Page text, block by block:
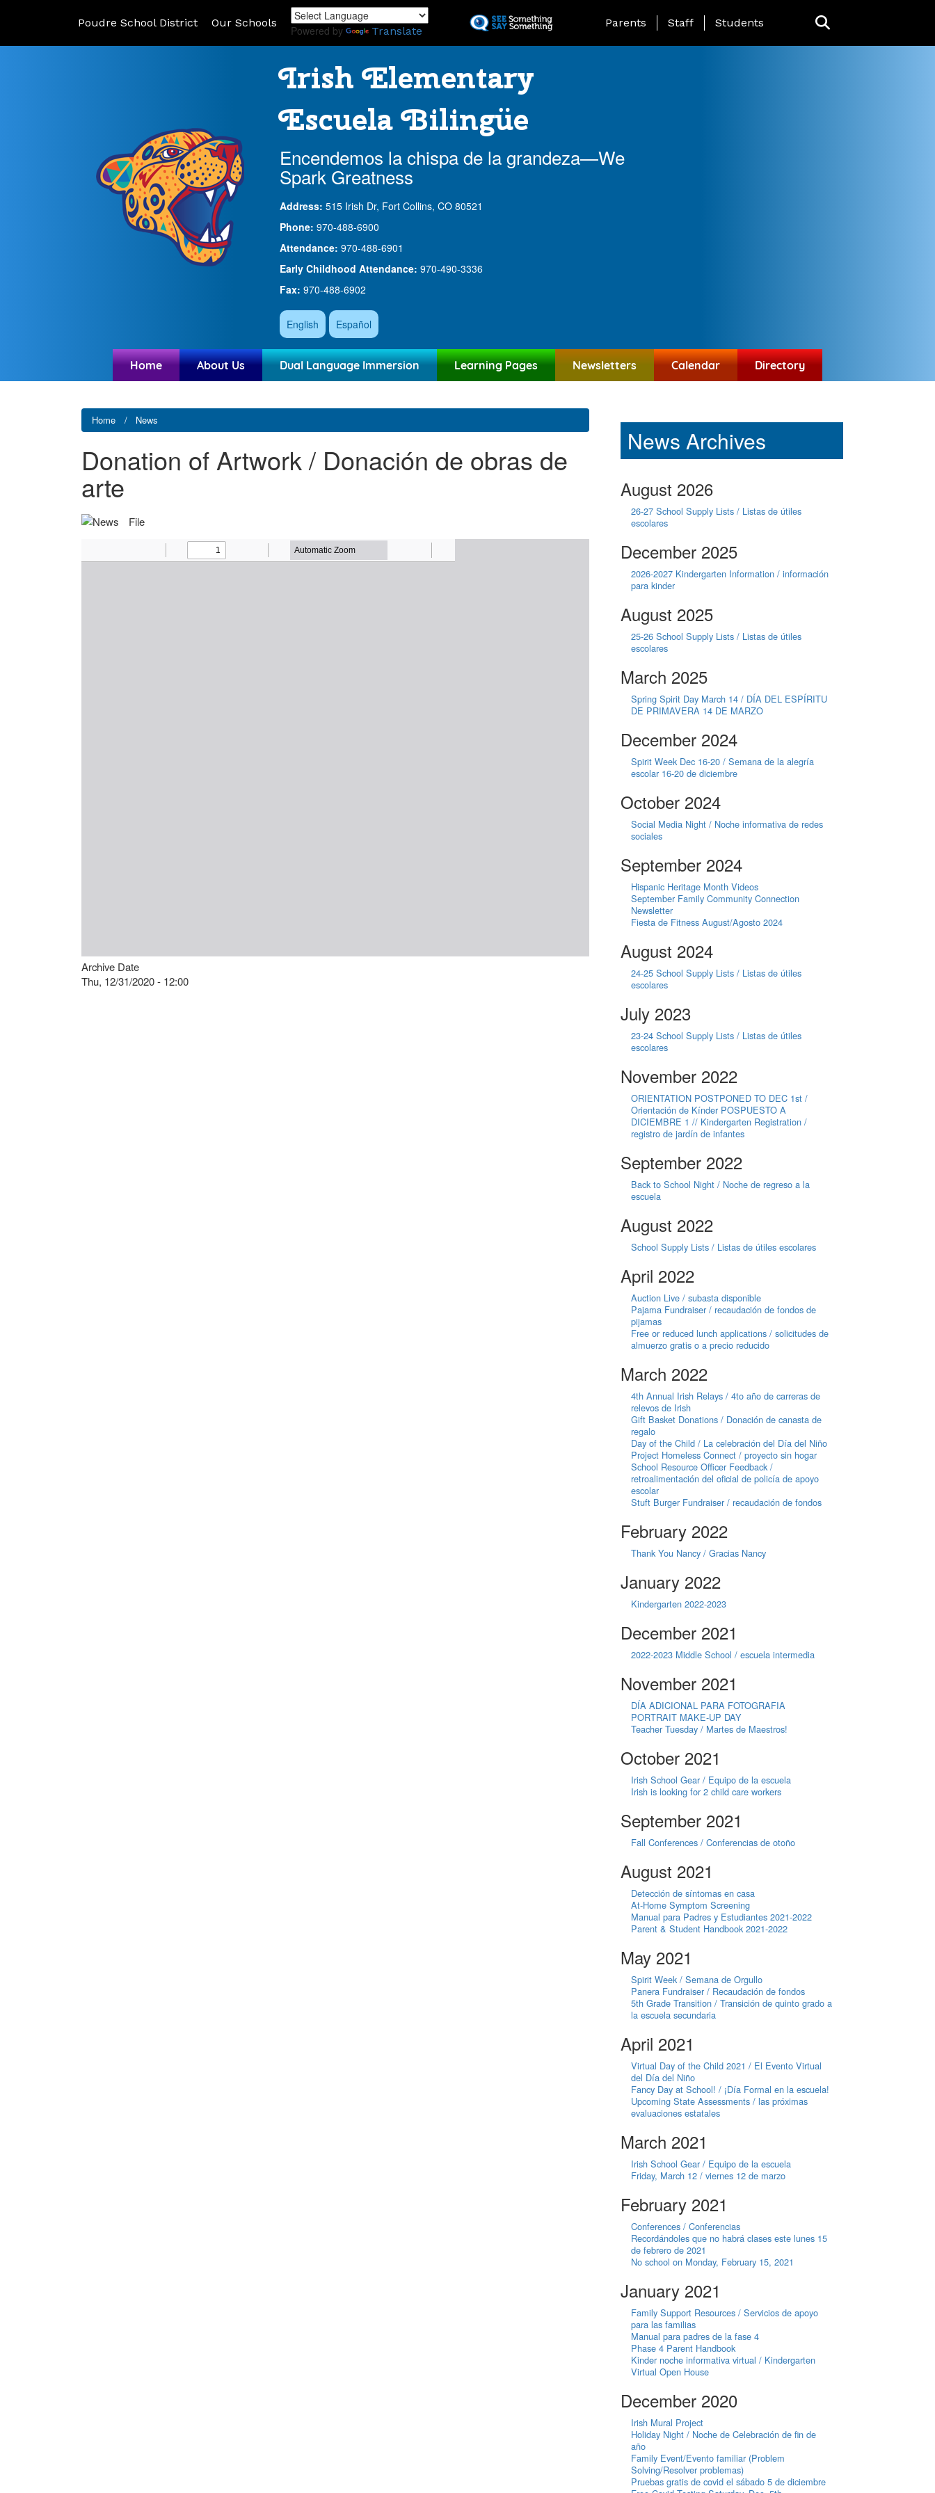
to
Poudre School District Our Schools
Powered by Translate
Landing Page Menu
Parents Staff Students
Irish Elementary
Escuela Bilingüe
Encendemos la chispa de la grandeza—We
Spark Greatness
Address: 515 Irish Dr, Fort Collins, CO 80521
Phone: 970-488-6900
Attendance: 970-488-6901
Early Childhood Attendance: 970-490-3336
Fax: 970-488-6902
English Español
Home About Us Dual Language Immersion Learning Pages Newsletters Calendar Directory
Home News
Donation of Artwork / Donación de obras de
arte
File
Archive Date
Thu, 12/31/2020 - 12:00
News Archives
August 2026
26-27 School Supply Lists / Listas de útiles
escolares
December 2025
2026-2027 Kindergarten Information / información
para kinder
August 2025
25-26 School Supply Lists / Listas de útiles
escolares
March 2025
Spring Spirit Day March 14 / DÍA DEL ESPÍRITU
DE PRIMAVERA 14 DE MARZO
December 2024
Spirit Week Dec 16-20 / Semana de la alegría
escolar 16-20 de diciembre
October 2024
Social Media Night / Noche informativa de redes
sociales
September 2024
Hispanic Heritage Month Videos
September Family Community Connection
Newsletter
Fiesta de Fitness August/Agosto 2024
August 2024
24-25 School Supply Lists / Listas de útiles
escolares
July 2023
23-24 School Supply Lists / Listas de útiles
escolares
November 2022
ORIENTATION POSTPONED TO DEC 1st /
Orientación de Kínder POSPUESTO A
DICIEMBRE 1 // Kindergarten Registration /
registro de jardín de infantes
September 2022
Back to School Night / Noche de regreso a la
escuela
August 2022
School Supply Lists / Listas de útiles escolares
April 2022
Auction Live / subasta disponible
Pajama Fundraiser / recaudación de fondos de
pijamas
Free or reduced lunch applications / solicitudes de
almuerzo gratis o a precio reducido
March 2022
4th Annual Irish Relays / 4to año de carreras de
relevos de Irish
Gift Basket Donations / Donación de canasta de
regalo
Day of the Child / La celebración del Día del Niño
Project Homeless Connect / proyecto sin hogar
School Resource Officer Feedback /
retroalimentación del oficial de policía de apoyo
escolar
Stuft Burger Fundraiser / recaudación de fondos
February 2022
Thank You Nancy / Gracias Nancy
January 2022
Kindergarten 2022-2023
December 2021
2022-2023 Middle School / escuela intermedia
November 2021
DÍA ADICIONAL PARA FOTOGRAFIA
PORTRAIT MAKE-UP DAY
Teacher Tuesday / Martes de Maestros!
October 2021
Irish School Gear / Equipo de la escuela
Irish is looking for 2 child care workers
September 2021
Fall Conferences / Conferencias de otoño
August 2021
Detección de síntomas en casa
At-Home Symptom Screening
Manual para Padres y Estudiantes 2021-2022
Parent & Student Handbook 2021-2022
May 2021
Spirit Week / Semana de Orgullo
Panera Fundraiser / Recaudación de fondos
5th Grade Transition / Transición de quinto grado a
la escuela secundaria
April 2021
Virtual Day of the Child 2021 / El Evento Virtual
del Día del Niño
Fancy Day at School! / ¡Día Formal en la escuela!
Upcoming State Assessments / las próximas
evaluaciones estatales
March 2021
Irish School Gear / Equipo de la escuela
Friday, March 12 / viernes 12 de marzo
February 2021
Conferences / Conferencias
Recordándoles que no habrá clases este lunes 15
de febrero de 2021
No school on Monday, February 15, 2021
January 2021
Family Support Resources / Servicios de apoyo
para las familias
Manual para padres de la fase 4
Phase 4 Parent Handbook
Kinder noche informativa virtual / Kindergarten
Virtual Open House
December 2020
Irish Mural Project
Holiday Night / Noche de Celebración de fin de
año
Family Event/Evento familiar (Problem
Solving/Resolver problemas)
Pruebas gratis de covid el sábado 5 de diciembre